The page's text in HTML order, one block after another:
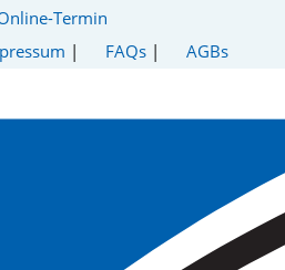
Termin
| FAQs | AGBs